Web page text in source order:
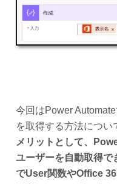
今回はPower
を取得する方法につい
メリットとして、
ユーザーを自動取得
でUser関数やOffice